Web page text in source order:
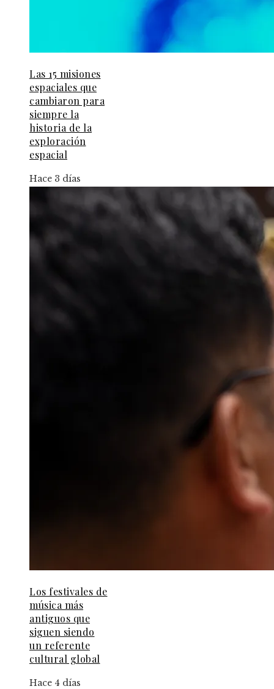
Las 15 misiones
espaciales que
cambiaron para
siempre la
historia de la
exploración
espacial
Hace 3 días
Los festivales de
música más
antiguos que
siguen siendo
un referente
cultural global
Hace 4 días